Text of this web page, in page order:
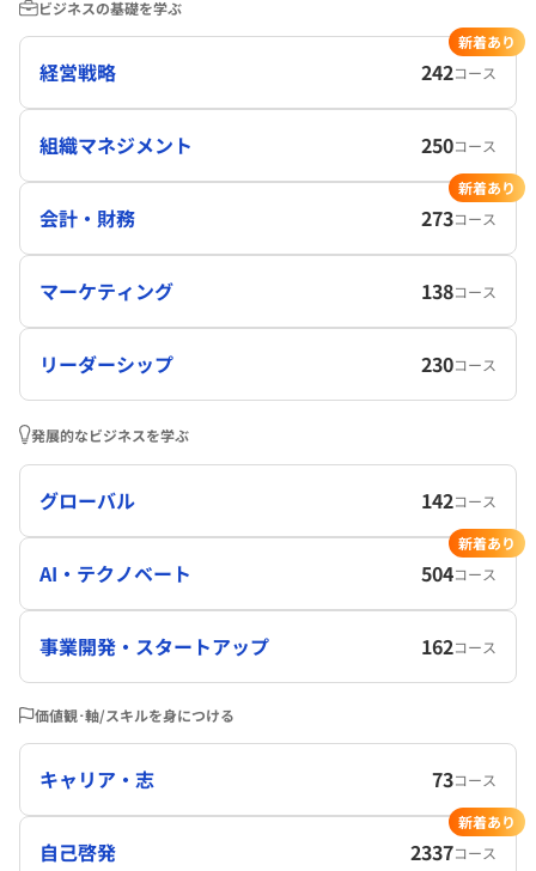
ビジネスの基礎を学ぶ
経営戦略 242コース
新着あり
組織マネジメント 250コース
会計・財務 273コース
新着あり
マーケティング 138コース
リーダーシップ 230コース
発展的なビジネスを学ぶ
グローバル 142コース
AI・テクノベート 504コース
新着あり
事業開発・スタートアップ 162コース
価値観･軸/スキルを身につける
キャリア・志 73コース
自己啓発 2337コース
新着あり